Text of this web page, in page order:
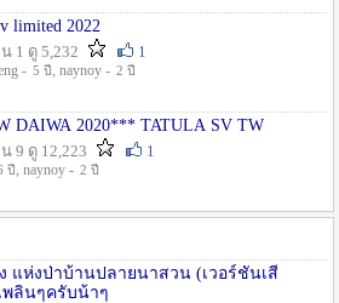
limited 2022
1 ดู 5,232
1
- 5 ปี , naynoy - 2 ปี
***NEW DAIWA 2020*** TATULA SV TW
9 ดู 12,223
1
ปี , naynoy - 2 ปี
แห่งป่าบ้านปลายนาสวน (เวอร์ชั่นเสี
พลินๆครับน้าๆ